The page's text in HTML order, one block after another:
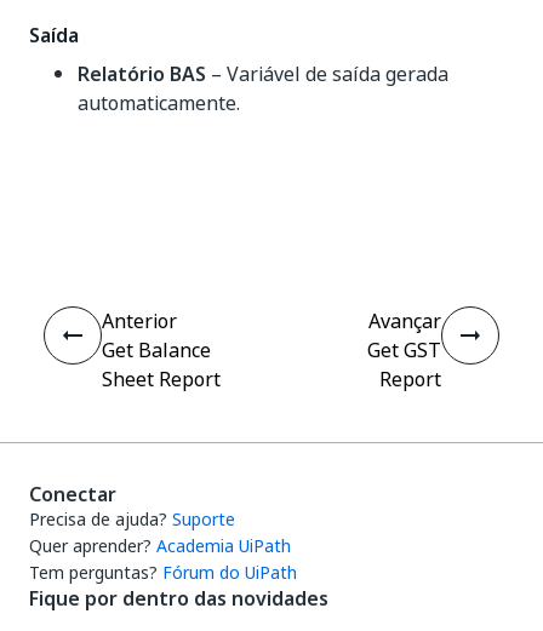
Saída
Relatório BAS – Variável de saída gerada
automaticamente.
Anterior
Get Balance
Sheet Report
Avançar
Get GST
Report
Conectar
Precisa de ajuda? Suporte
Quer aprender? Academia UiPath
Tem perguntas? Fórum do UiPath
Fique por dentro das novidades